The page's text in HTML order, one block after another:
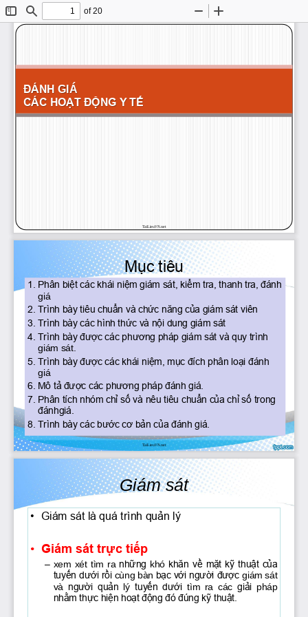
Toggle
Sidebar
Find
of 20
Zoom
ĐÁNH GIÁ
CÁC HOẠT ĐỘNG Y TẾ
TaiLieuVN.net
Mục tiêu
1. Phân biệt các khái niệm giám sát, kiểm tra, thanh tra, đánh
giá
2. Trình bày tiêu chuẩn và chức năng của giám sát viên
3. Trình bày các hình thức và nội dung giám sát
4. Trình bày được các phương pháp giám sát và quy trình
giám sát.
5. Trình bày được các khái niệm, mục đích phân loại đánh
giá
6. Mô tả được các phương pháp đánh giá.
7. Phân tích nhóm chỉ số và nêu tiêu chuẩn của chỉ số trong
đánhgiá.
8. Trình bày các bước cơ bản của đánh giá.
TaiLieuVN.net
Giám sát
• Giám sát là quá trình quản lý
• Giám sát trực tiếp
– xem xét tìm ra những khó khăn về mặt kỹ thuật của
tuyến dưới rồi cùng bàn bạc với người được giám sát
và người quản lý tuyến dưới tìm ra các giải pháp
nhằm thực hiện hoạt động đó đúng kỹ thuật